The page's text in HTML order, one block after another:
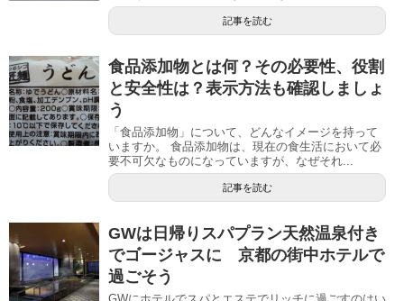
記事を読む
食品添加物とは何？その必要性、役割
と安全性は？表示方法も確認しましょ
う
「食品添加物」について、どんなイメージを持って
いますか。 食品添加物は、現在の食生活において必
要不可欠なものになっていますが、なぜそれ...
記事を読む
GWは日帰りスパプラン天然温泉付き
でゴージャスに 京都の街中ホテルで
過ごそう